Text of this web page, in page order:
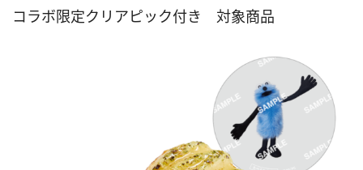
コラボ限定クリアピック付き 対象商品